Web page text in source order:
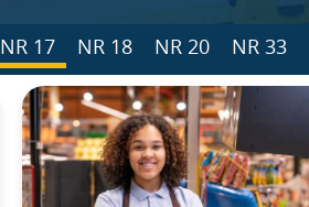
NR 17 NR 18 NR 20 NR 33